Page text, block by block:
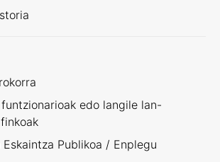
edo langile lan-
Eskaintza Publikoa / Enplegu